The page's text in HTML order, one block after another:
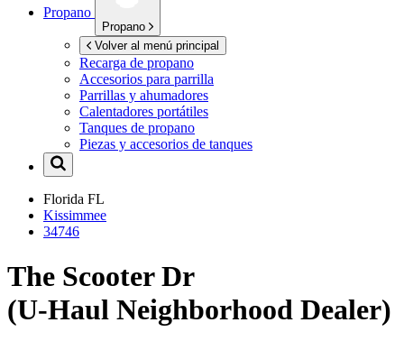
Propano
Propano
Volver al menú principal
Recarga de propano
Accesorios para parrilla
Parrillas y ahumadores
Calentadores portátiles
Tanques de propano
Piezas y accesorios de tanques
Florida FL
Kissimmee
34746
The Scooter Dr
(U-Haul Neighborhood Dealer)